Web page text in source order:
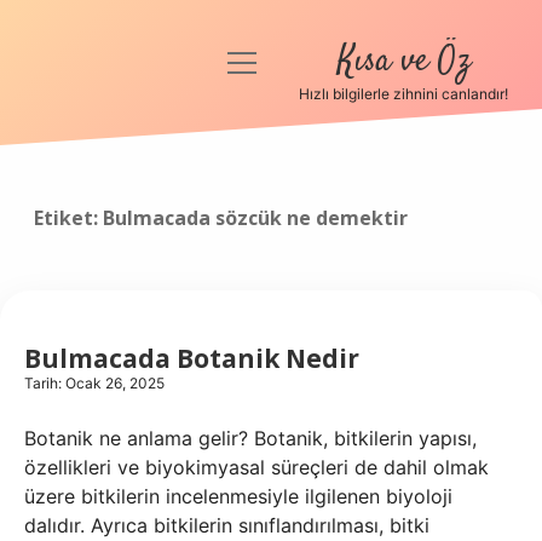
Anasayfa
menüyü
Kısa ve Öz
Hızlı bilgilerle zihnini canlandır!
Etiket: Bulmacada sözcük ne demektir
Bulmacada Botanik Nedir
Tarih: Ocak 26, 2025
Botanik ne anlama gelir? Botanik, bitkilerin yapısı,
özellikleri ve biyokimyasal süreçleri de dahil olmak
üzere bitkilerin incelenmesiyle ilgilenen biyoloji
dalıdır. Ayrıca bitkilerin sınıflandırılması, bitki